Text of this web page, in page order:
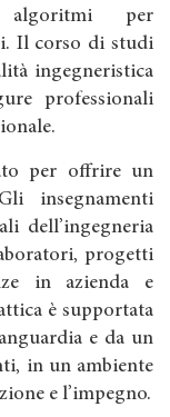
algoritmi per
Il corso di studi
ingegneristica
professionali
per offrire un
insegnamenti
dell’ingegneria
progetti
in azienda e
è supportata
e da un
in un ambiente
e l’impegno.